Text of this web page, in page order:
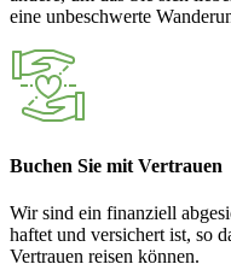
eine unbeschwerte
Buchen Sie mit Vertrauen
Wir sind ein finanziell
haftet und versichert ist, so
Vertrauen reisen können.